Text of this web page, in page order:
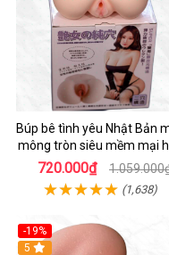
Búp bê tình yêu Nhật Bản
mông tròn siêu mềm mại
dẫn
720.000₫
(1,638)
-19%
Hot
5